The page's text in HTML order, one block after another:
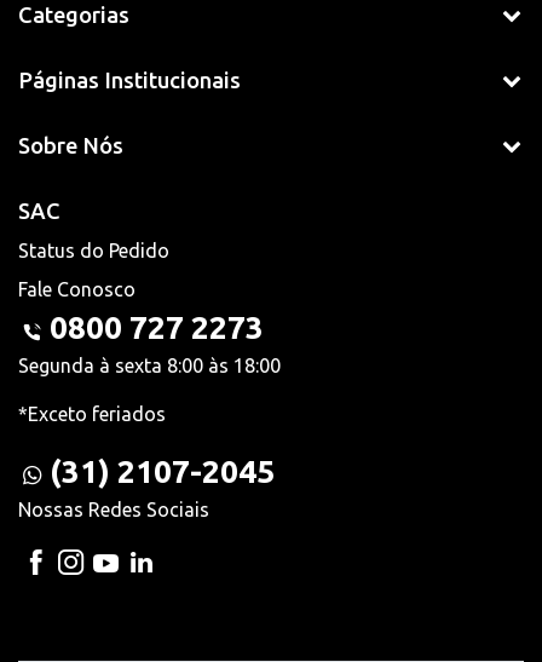
Categorias
Páginas Institucionais
Sobre Nós
SAC
Status do Pedido
Fale Conosco
0800 727 2273
Segunda à sexta 8:00 às 18:00
*Exceto feriados
(31) 2107-2045
Nossas Redes Sociais